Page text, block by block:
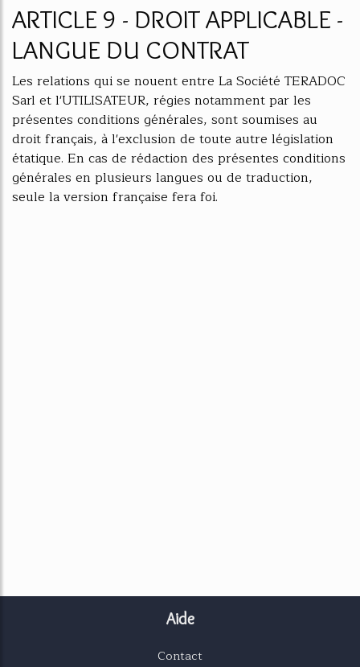
ARTICLE 9 - DROIT APPLICABLE -
LANGUE DU CONTRAT
Les relations qui se nouent entre La Société TERADOC
Sarl et l'UTILISATEUR, régies notamment par les
présentes conditions générales, sont soumises au
droit français, à l'exclusion de toute autre législation
étatique. En cas de rédaction des présentes conditions
générales en plusieurs langues ou de traduction,
seule la version française fera foi.
Aide
Contact